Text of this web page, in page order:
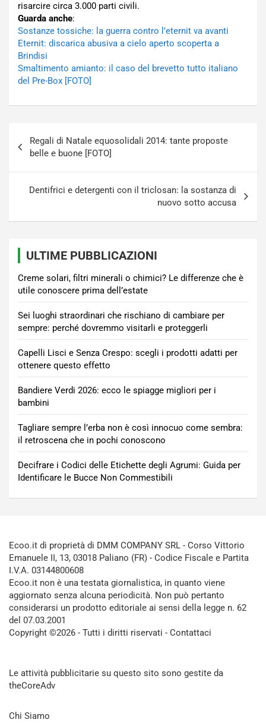
risarcire circa 3.000 parti civili.
Guarda anche:
Sostanze tossiche: la guerra contro l’eternit va avanti
Eternit: discarica abusiva a cielo aperto scoperta a
Brindisi
Smaltimento amianto: il caso del brevetto tutto italiano
del Pre-Box [FOTO]
articoli
Regali di Natale equosolidali 2014: tante proposte
belle e buone [FOTO]
Dentifrici e detergenti con il triclosan: la sostanza di
nuovo sotto accusa
ULTIME PUBBLICAZIONI
Creme solari, filtri minerali o chimici? Le differenze che è
utile conoscere prima dell’estate
Sei luoghi straordinari che rischiano di cambiare per
sempre: perché dovremmo visitarli e proteggerli
Capelli Lisci e Senza Crespo: scegli i prodotti adatti per
ottenere questo effetto
Bandiere Verdi 2026: ecco le spiagge migliori per i
bambini
Tagliare sempre l’erba non è così innocuo come sembra:
il retroscena che in pochi conoscono
Decifrare i Codici delle Etichette degli Agrumi: Guida per
Identificare le Bucce Non Commestibili
Ecoo.it di proprietà di DMM COMPANY SRL - Corso Vittorio
Emanuele II, 13, 03018 Paliano (FR) - Codice Fiscale e Partita
I.V.A. 03144800608
Ecoo.it non è una testata giornalistica, in quanto viene
aggiornato senza alcuna periodicità. Non può pertanto
considerarsi un prodotto editoriale ai sensi della legge n. 62
del 07.03.2001
Copyright ©2026 - Tutti i diritti riservati - Contattaci
Le attività pubblicitarie su questo sito sono gestite da
theCoreAdv
Chi Siamo